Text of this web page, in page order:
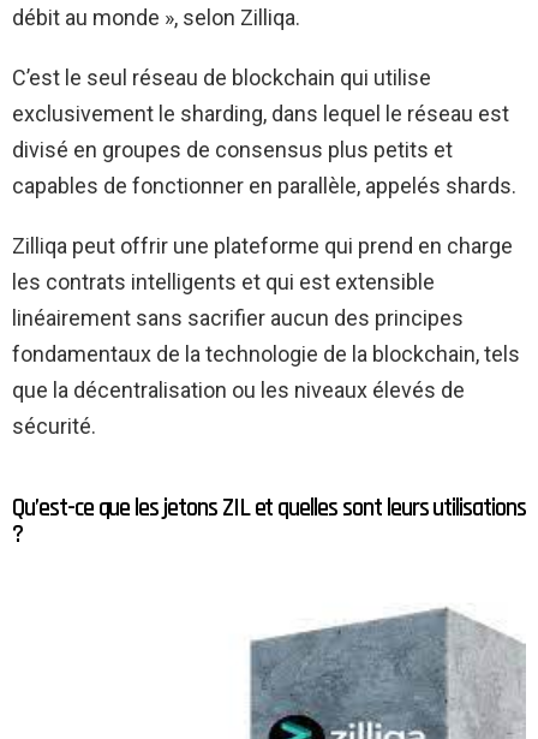
débit au monde », selon Zilliqa.
C’est le seul réseau de blockchain qui utilise
exclusivement le sharding, dans lequel le réseau est
divisé en groupes de consensus plus petits et
capables de fonctionner en parallèle, appelés shards.
Zilliqa peut offrir une plateforme qui prend en charge
les contrats intelligents et qui est extensible
linéairement sans sacrifier aucun des principes
fondamentaux de la technologie de la blockchain, tels
que la décentralisation ou les niveaux élevés de
sécurité.
Qu’est-ce que les jetons ZIL et quelles sont leurs utilisations
?